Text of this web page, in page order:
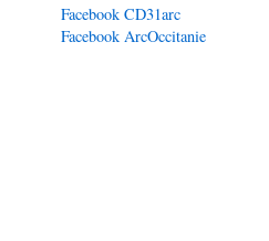
Facebook CD31arc
Facebook ArcOccitanie